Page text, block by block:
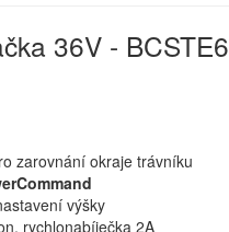
36V -
zarovnání okraje trávníku
výšky
rychlonabíječka 2A